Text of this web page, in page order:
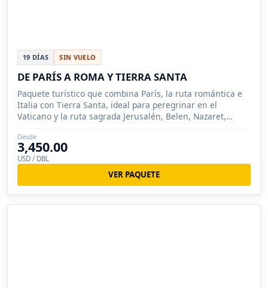
19 DÍAS SIN VUELO
DE PARÍS A ROMA Y TIERRA SANTA
Paquete turístico que combina París, la ruta romántica e
Italia con Tierra Santa, ideal para peregrinar en el
Vaticano y la ruta sagrada Jerusalén, Belen, Nazaret,
Desde
3,450.00
USD / DBL
VER PAQUETE